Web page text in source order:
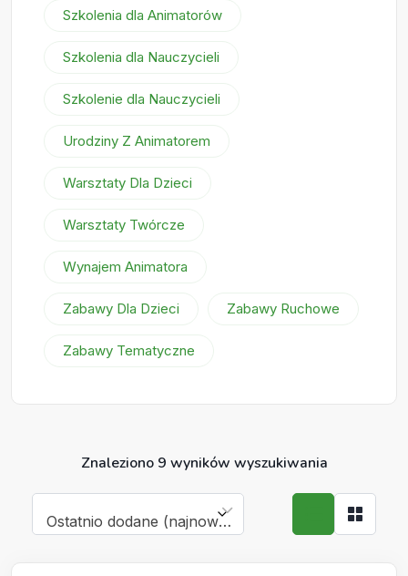
Znaleziono 9 wyników wyszukiwania
Ostatnio dodane (najnowsze)
Szkolenia dla Animatorów
Szkolenia dla Nauczycieli
Szkolenie dla Nauczycieli
Urodziny Z Animatorem
Warsztaty Dla Dzieci
Warsztaty Twórcze
Wynajem Animatora
Zabawy Dla Dzieci Zabawy Ruchowe
Zabawy Tematyczne